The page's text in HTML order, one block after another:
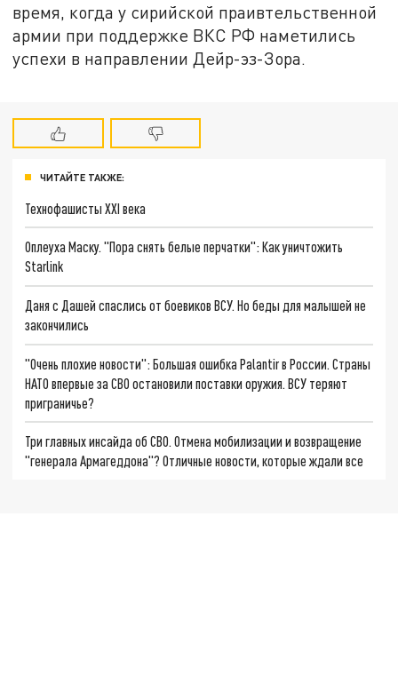
время, когда у сирийской праивтельственной
армии при поддержке ВКС РФ наметились
успехи в направлении Дейр-эз-Зора.
ЧИТАЙТЕ ТАКЖЕ:
Технофашисты XXI века
Оплеуха Маску. "Пора снять белые перчатки": Как уничтожить
Starlink
Даня с Дашей спаслись от боевиков ВСУ. Но беды для малышей не
закончились
"Очень плохие новости": Большая ошибка Palantir в России. Страны
НАТО впервые за СВО остановили поставки оружия. ВСУ теряют
приграничье?
Три главных инсайда об СВО. Отмена мобилизации и возвращение
"генерала Армагеддона"? Отличные новости, которые ждали все